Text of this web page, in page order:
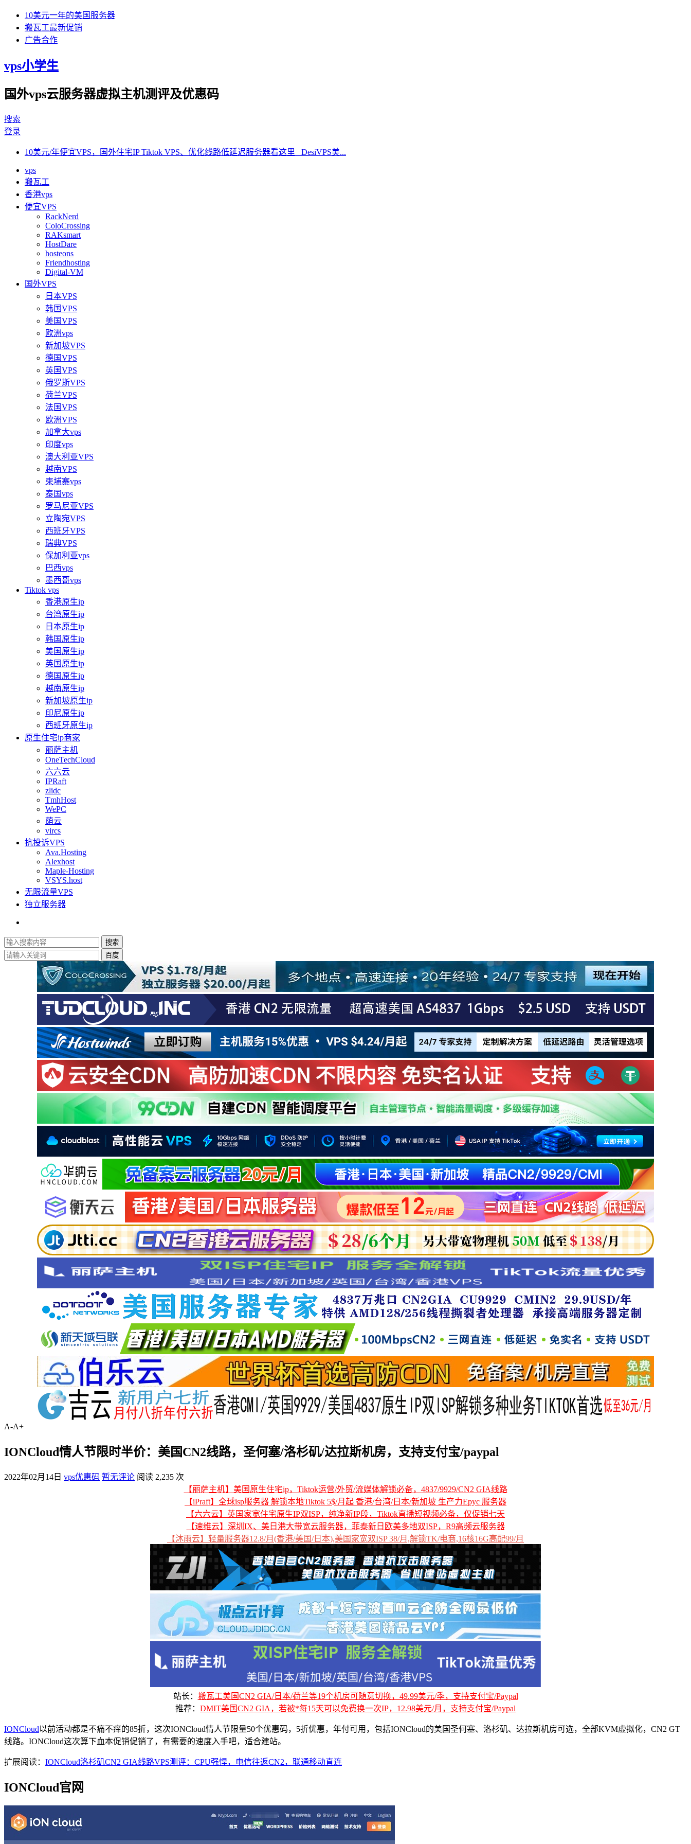
10美元一年的美国服务器
搬瓦工最新促销
广告合作
vps小学生
国外vps云服务器虚拟主机测评及优惠码
搜索
登录
10美元/年便宜VPS，国外住宅IP Tiktok VPS、优化线路低延迟服务器看这里 DesiVPS美...
vps
搬瓦工
香港vps
便宜VPS
RackNerd
ColoCrossing
RAKsmart
HostDare
hosteons
Friendhosting
Digital-VM
国外VPS
日本VPS
韩国VPS
美国VPS
欧洲vps
新加坡VPS
德国VPS
英国VPS
俄罗斯VPS
荷兰VPS
法国VPS
欧洲VPS
加拿大vps
印度vps
澳大利亚VPS
越南VPS
柬埔寨vps
泰国vps
罗马尼亚VPS
立陶宛VPS
西班牙VPS
瑞典VPS
保加利亚vps
巴西vps
墨西哥vps
Tiktok vps
香港原生ip
台湾原生ip
日本原生ip
韩国原生ip
美国原生ip
英国原生ip
德国原生ip
越南原生ip
新加坡原生ip
印尼原生ip
西班牙原生ip
原生住宅ip商家
丽萨主机
OneTechCloud
六六云
IPRaft
zlidc
TmhHost
WePC
荫云
vircs
抗投诉VPS
Ava.Hosting
Alexhost
Maple-Hosting
VSYS.host
无限流量VPS
独立服务器
A-A+
IONCloud情人节限时半价：美国CN2线路，圣何塞/洛杉矶/达拉斯机房，支持支付宝/paypal
2022年02月14日 vps优惠码 暂无评论 阅读 2,235 次
【丽萨主机】美国原生住宅ip，Tiktok运营/外贸/流媒体解锁必备，4837/9929/CN2 GIA线路
【iPraft】全球isp服务器 解锁本地Tiktok 5$/月起 香港/台湾/日本/新加坡 生产力Epyc 服务器
【六六云】英国家宽住宅原生IP双ISP，纯净新IP段，Tiktok直播短视频必备，仅促销七天
【速维云】深圳IX、美日港大带宽云服务器，菲泰新日欧美多地双ISP，R9高频云服务器
【沐雨云】轻量服务器12.8/月(香港/美国/日本),美国家宽双ISP 38/月,解锁TK/电商,16核16G高配99/月
站长： 搬瓦工美国CN2 GIA/日本/荷兰等19个机房可随意切换，49.99美元/季，支持支付宝/Paypal
推荐： DMIT美国CN2 GIA，若被*每15天可以免费换一次IP，12.98美元/月，支持支付宝/Paypal
IONCloud以前活动都是不痛不痒的85折，这次IONCloud情人节限量50个优惠码，5折优惠，年付可用，包括IONCloud的美国圣何塞、洛杉矶、达拉斯机房可选，全部KVM虚拟化，CN2 GT
线路。IONCloud这次算下血本促销促销了，有需要的速度入手吧，适合建站。
扩展阅读： IONCloud洛杉矶CN2 GIA线路VPS测评：CPU强悍，电信往返CN2，联通移动直连
IONCloud官网